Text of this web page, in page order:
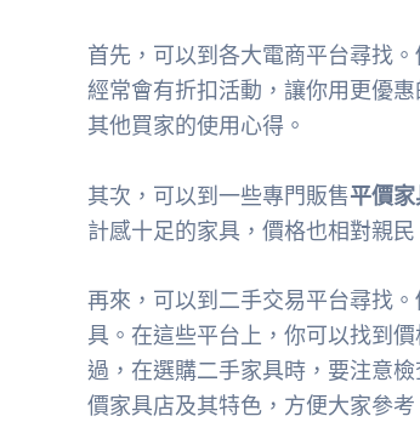
首先，可以到各大電商平台尋找。
經常會有折扣活動，讓你用更優
其他買家的使用心得。
其次，可以到一些專門販售平價家
計感十足的家具，價格也相對親
再來，可以到二手交易平台尋找。
具。在這些平台上，你可以找到
過，在選購二手家具時，要注意
價家具店及其特色，方便大家參考